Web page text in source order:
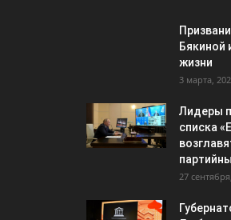
Бякиной
жизни
3 марта,
Лидеры
списка
27